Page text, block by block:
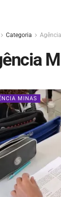
Categoria
MINAS